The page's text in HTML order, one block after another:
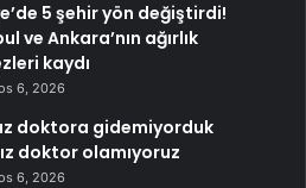
5 şehir yön değiştirdi!
ve Ankara’nın ağırlık
kaydı
6, 2026
doktora gidemiyorduk
doktor olamıyoruz
6, 2026